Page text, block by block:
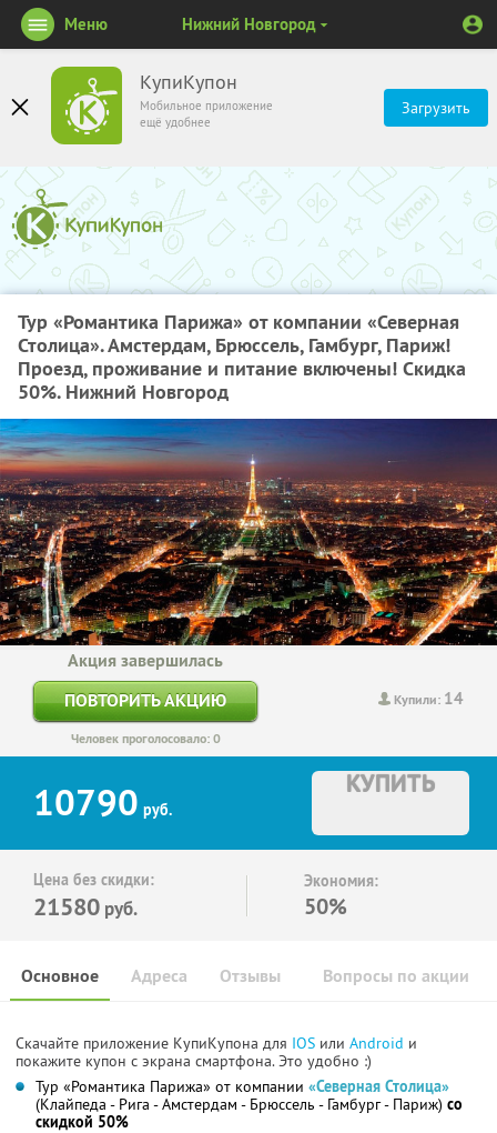
КупиКупон
Мобильное приложение
ещё удобнее
Загрузить
Меню Нижний Новгород
Тур «Романтика Парижа» от компании «Северная
Столица». Амстердам, Брюссель, Гамбург, Париж!
Проезд, проживание и питание включены! Скидка
50%. Нижний Новгород
Купили: 14
Акция завершилась
ПОВТОРИТЬ АКЦИЮ
Человек проголосовало: 0
10790 руб.
КУПИТЬ
Цена без скидки:
21580 руб.
Экономия:
50%
Основное Отзывы Вопросы по акции
Адреса
Скачайте приложение КупиКупона для IOS или Android и
покажите купон с экрана смартфона. Это удобно :)
Тур «Романтика Парижа» от компании «Северная Столица»
(Клайпеда - Рига - Амстердам - Брюссель - Гамбург - Париж) со
скидкой 50%